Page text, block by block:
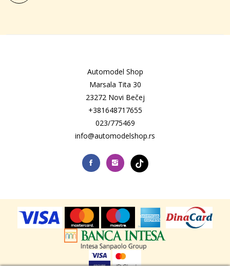
Automodel Shop
Marsala Tita 30
23272 Novi Bečej
+381648717655
023/775469
info@automodelshop.rs